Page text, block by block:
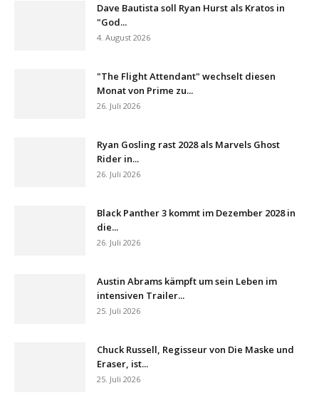
Dave Bautista soll Ryan Hurst als Kratos in
"God...
4. August 2026
"The Flight Attendant" wechselt diesen
Monat von Prime zu...
26. Juli 2026
Ryan Gosling rast 2028 als Marvels Ghost
Rider in...
26. Juli 2026
Black Panther 3 kommt im Dezember 2028 in
die...
26. Juli 2026
Austin Abrams kämpft um sein Leben im
intensiven Trailer...
25. Juli 2026
Chuck Russell, Regisseur von Die Maske und
Eraser, ist...
25. Juli 2026